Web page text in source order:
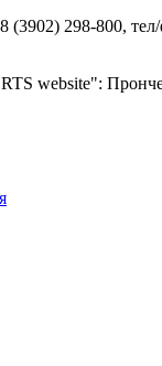
(3902) 298-800,
website":